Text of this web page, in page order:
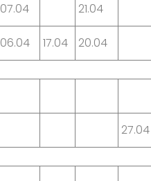
07.04 21.04
06.04 17.04 20.04
27.04